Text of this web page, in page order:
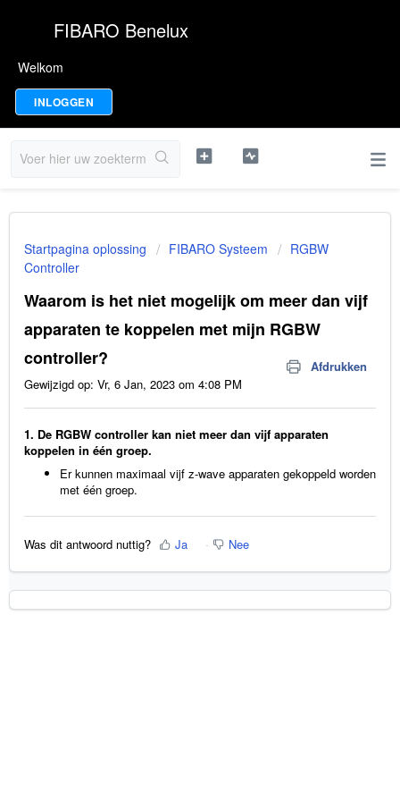
FIBARO Benelux
Welkom
INLOGGEN
Startpagina oplossing FIBARO Systeem
RGBW
Controller
Waarom is het niet mogelijk om meer dan vijf
apparaten te koppelen met mijn RGBW
controller?
Afdrukken
Gewijzigd op: Vr, 6 Jan, 2023 om 4:08 PM
1. De RGBW controller kan niet meer dan vijf apparaten
koppelen in één groep.
Er kunnen maximaal vijf z-wave apparaten gekoppeld worden
met één groep.
Was dit antwoord nuttig? Ja Nee